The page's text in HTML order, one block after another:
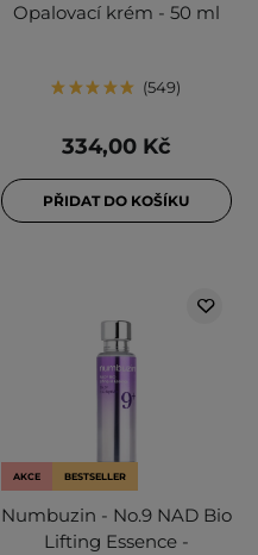
Opalovací krém - 50 ml
549
334,00 Kč
PŘIDAT DO KOŠÍKU
AKCE BESTSELLER
Numbuzin - No.9 NAD Bio
Lifting Essence -